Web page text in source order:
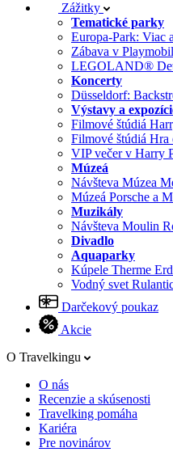
Zážitky
Tematické parky
Europa-Park: Viac
Zábava v
LEGOLAND®
Koncerty
Düsseldorf:
Výstavy a
Filmové štúdiá
Filmové štúdiá
VIP večer v Harry
Múzeá
Návšteva Múzea
Múzeá Porsche a
Muzikály
Návšteva Moulin
Divadlo
Aquaparky
Kúpele Therme
Vodný svet
Darčekový poukaz
Akcie
O Travelkingu
O nás
Recenzie a skúsenosti
Travelking pomáha
Kariéra
Pre novinárov